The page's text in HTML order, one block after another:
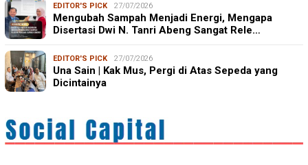
EDITOR'S PICK 27/07/2026
Mengubah Sampah Menjadi Energi, Mengapa
Disertasi Dwi N. Tanri Abeng Sangat Rele…
EDITOR'S PICK 27/07/2026
Una Sain | Kak Mus, Pergi di Atas Sepeda yang
Dicintainya